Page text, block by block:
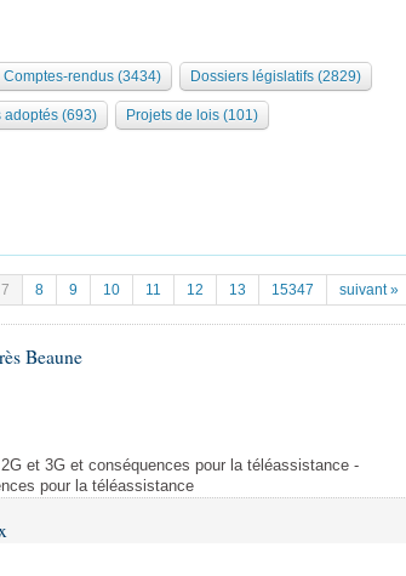
Comptes-rendus (3434) Dossiers législatifs (2829)
adoptés (693) Projets de lois (101)
7 8 9 10 11 12 13 15347 suivant »
Beaune
et 3G et conséquences pour la téléassistance -
pour la téléassistance